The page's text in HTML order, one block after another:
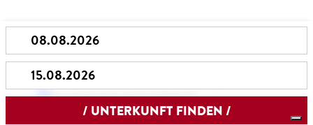
Hinweis bei Erhebung
Ihre Datenschutzeinstellungen